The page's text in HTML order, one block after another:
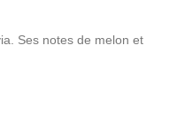
Ses notes de melon et